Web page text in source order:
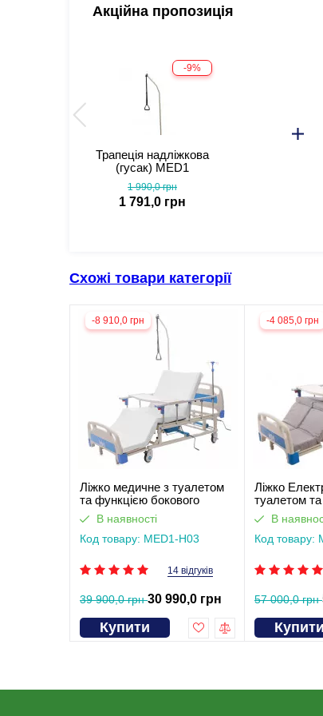
Акційна пропозиція
-9%
Трапеція надліжкова
(гусак) MED1
1 990,0 грн
1 791,0 грн
Схожі товари категорії
-8 910,0 грн
Ліжко медичне з туалетом
та функцією бокового
перевороту для
тяжкохворих (відеоогляд)
В наявності
Код товару: MED1-H03
14 відгуків
39 900,0 грн30 990,0 грн
Купити
-4 085,0 грн
Ліжко
туалетом
бокового
світла
В
Код товару:
57 000,0 грн
Купити